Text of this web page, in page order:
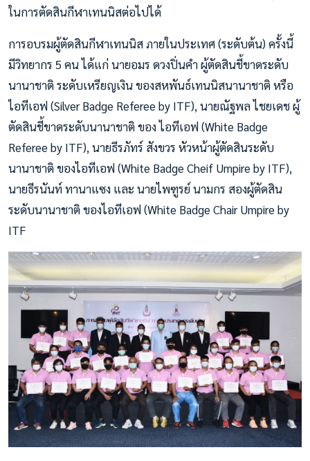
ในการตัดสินกีฬาเทนนิสต่อไปได้
การอบรมผู้ตัดสินกีฬาเทนนิส ภายในประเทศ (ระดับต้น) ครั้งนี้
มีวิทยากร 5 คน ได้แก่ นายอมร ดวงปิ่นคำ ผู้ตัดสินชี้ขาดระดับ
นานาชาติ ระดับเหรียญเงิน ของสหพันธ์เทนนิสนานาชาติ หรือ
ไอทีเอฟ (Silver Badge Referee by ITF), นายณัฐพล ไชยเดช ผู้
ตัดสินชี้ขาดระดับนานาชาติ ของ ไอทีเอฟ (White Badge
Referee by ITF), นายธีรภัทร์ สังขวร หัวหน้าผู้ตัดสินระดับ
นานาชาติ ของไอทีเอฟ (White Badge Cheif Umpire by ITF),
นายธีรนันท์ ทานาแซง และ นายไพฑูรย์ นามกร สองผู้ตัดสิน
ระดับนานาชาติ ของไอทีเอฟ (White Badge Chair Umpire by
ITF